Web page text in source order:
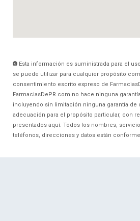
Esta información es suministrada para el
se puede utilizar para cualquier propósito
consentimiento escrito expreso de
FarmaciasDePR.com no hace ninguna
incluyendo sin limitación ninguna garantía de
adecuación para el propósito particular, con
presentados aquí. Todos los nombres,
teléfonos, direcciones y datos están